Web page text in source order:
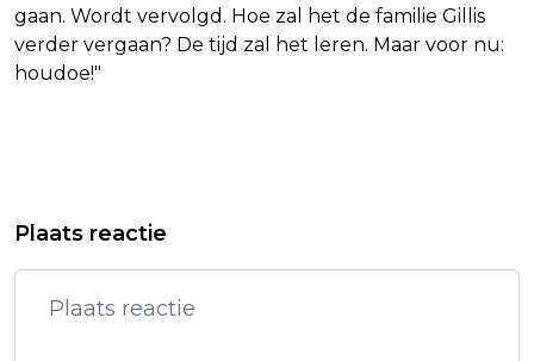
gaan. Wordt vervolgd. Hoe zal het de familie Gillis
verder vergaan? De tijd zal het leren. Maar voor nu:
houdoe!"
VOORZITTER NA VERTREK
STYLES BEDANKT AMSTERDAM MET
PAGINA IN PAROOL: IK HOU VAN JOU
Plaats reactie